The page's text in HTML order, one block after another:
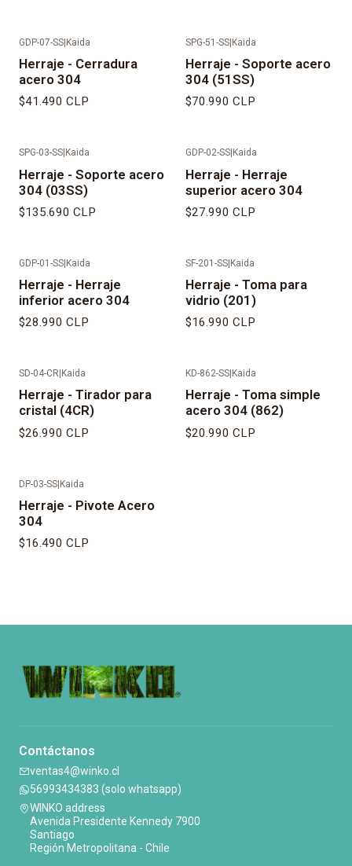
GDP-07-SS Kaida
Herraje - Cerradura
acero 304
$41.490 CLP
SPG-51-SS Kaida
Herraje - Soporte acero
304 (51SS)
$70.990 CLP
SPG-03-SS Kaida
Herraje - Soporte acero
304 (03SS)
$135.690 CLP
GDP-02-SS Kaida
Herraje - Herraje
superior acero 304
$27.990 CLP
GDP-01-SS|Kaida
Herraje - Herraje
inferior acero 304
$28.990 CLP
SF-201-SS|Kaida
Herraje - Toma para
vidrio (201)
$16.990 CLP
SD-04-CR Kaida
Herraje - Tirador para
cristal (4CR)
$26.990 CLP
KD-862-SS Kaida
Herraje - Toma simple
acero 304 (862)
$20.990 CLP
DP-03-SS|Kaida
Herraje - Pivote Acero
304
$16.490 CLP
Contáctanos
ventas4@winko.cl
56993434383 (solo whatsapp)
WINKO address
Avenida Presidente Kennedy 7900
Santiago
Región Metropolitana - Chile